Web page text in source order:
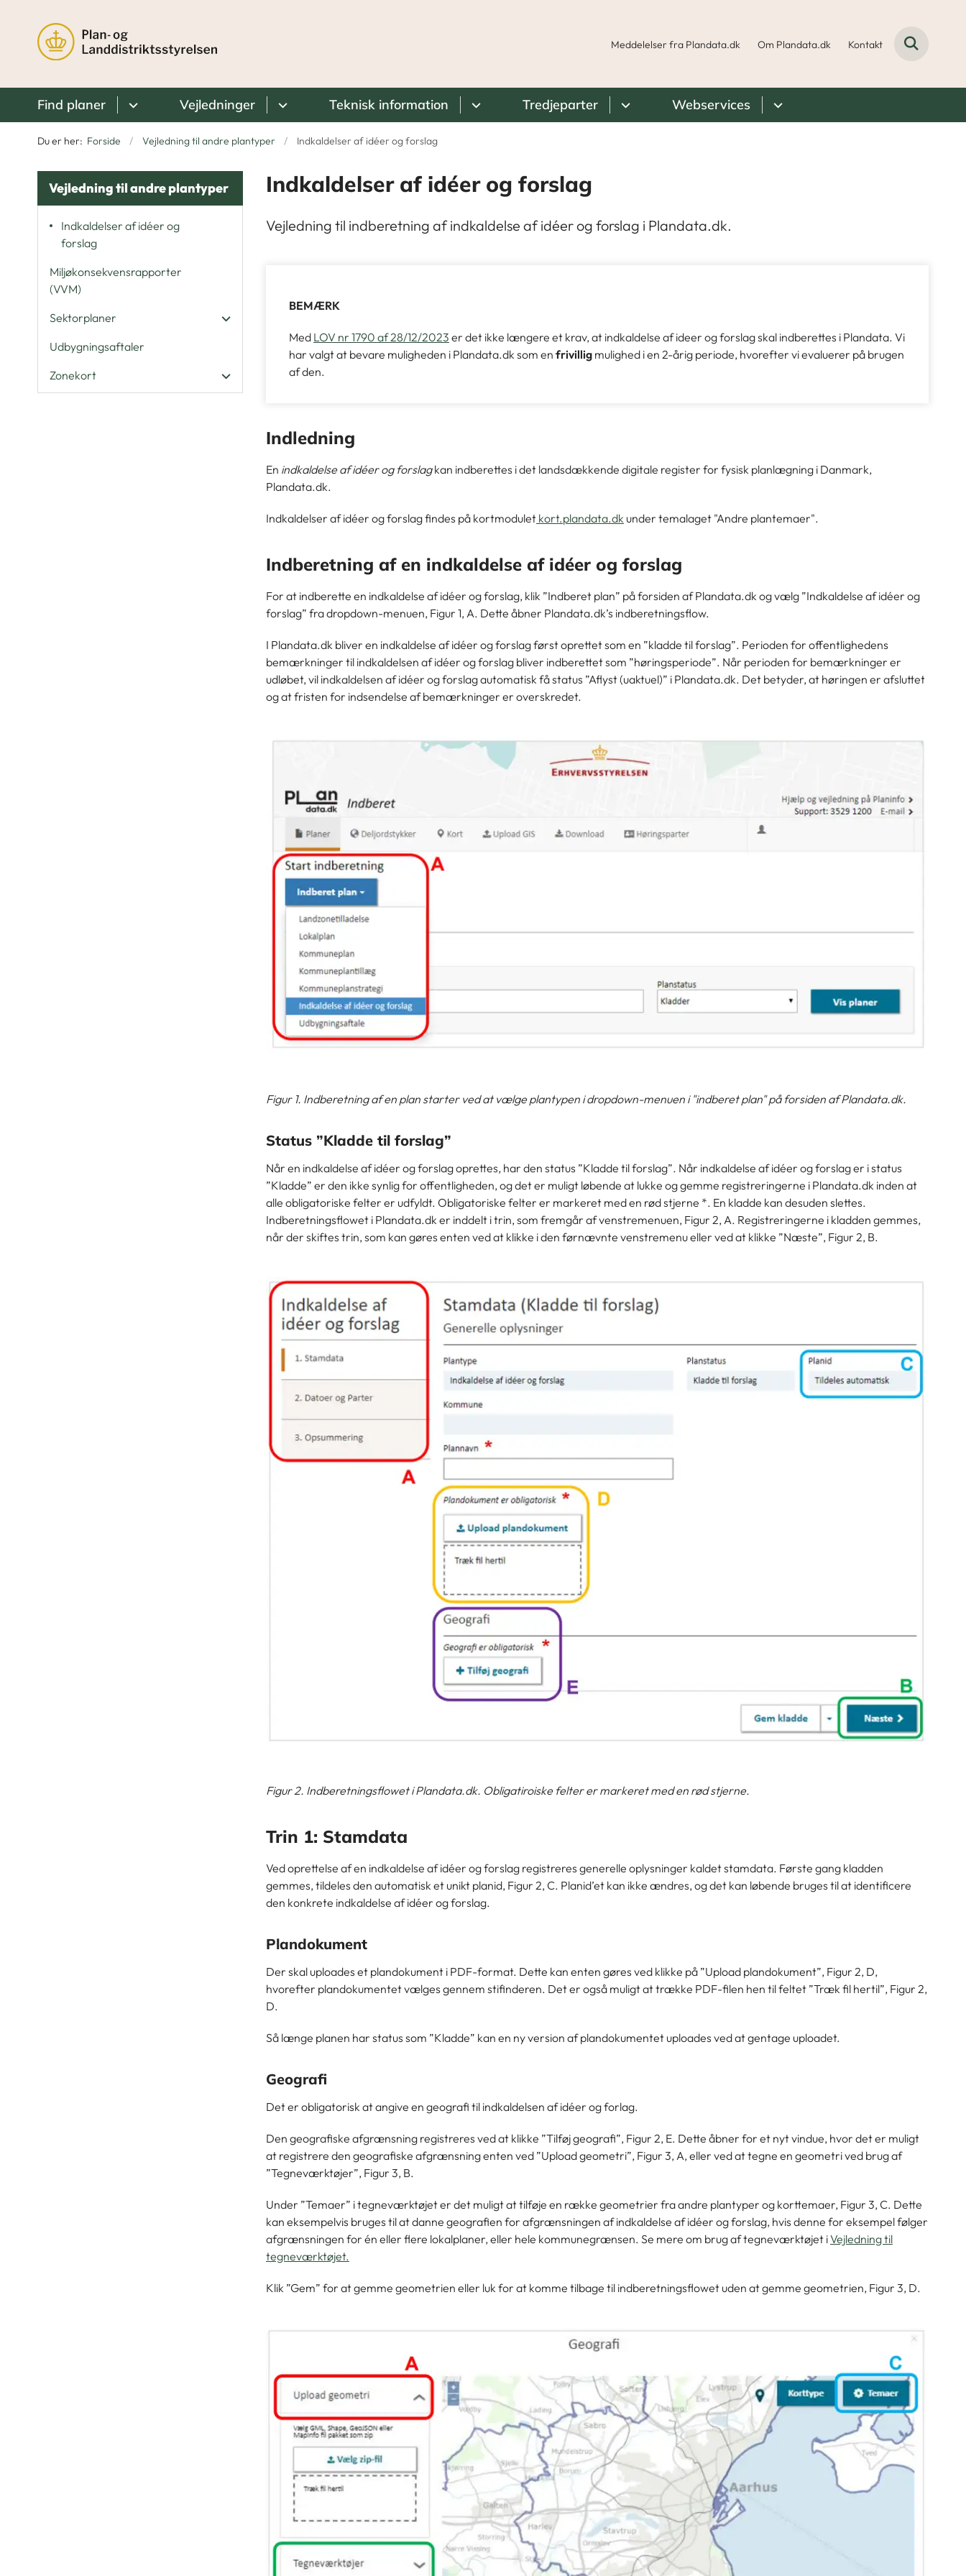
Meddelelser fra Plandata.dk Om Plandata.dk Kontakt
Find planer Vejledninger Teknisk information Tredjeparter Webservices
Du er her: Forside Vejledning til andre plantyper Indkaldelser af idéer og forslag
Vejledning til andre plantyper
Indkaldelser af idéer og
forslag
Miljøkonsekvensrapporter
(VVM)
Sektorplaner
Udbygningsaftaler
Zonekort
Indkaldelser af idéer og forslag
Vejledning til indberetning af indkaldelse af idéer og forslag i Plandata.dk.
BEMÆRK
Med LOV nr 1790 af 28/12/2023 er det ikke længere et krav, at indkaldelse af ideer og forslag skal indberettes i Plandata. Vi
har valgt at bevare muligheden i Plandata.dk som en frivillig mulighed i en 2-årig periode, hvorefter vi evaluerer på brugen
af den.
Indledning
En indkaldelse af idéer og forslag kan indberettes i det landsdækkende digitale register for fysisk planlægning i Danmark,
Plandata.dk.
Indkaldelser af idéer og forslag findes på kortmodulet kort.plandata.dk under temalaget "Andre plantemaer".
Indberetning af en indkaldelse af idéer og forslag
For at indberette en indkaldelse af idéer og forslag, klik ”Indberet plan” på forsiden af Plandata.dk og vælg ”Indkaldelse af idéer og
forslag” fra dropdown-menuen, Figur 1, A. Dette åbner Plandata.dk’s indberetningsflow.
I Plandata.dk bliver en indkaldelse af idéer og forslag først oprettet som en ”kladde til forslag”. Perioden for offentlighedens
bemærkninger til indkaldelsen af idéer og forslag bliver indberettet som ”høringsperiode”. Når perioden for bemærkninger er
udløbet, vil indkaldelsen af idéer og forslag automatisk få status ”Aflyst (uaktuel)” i Plandata.dk. Det betyder, at høringen er afsluttet
og at fristen for indsendelse af bemærkninger er overskredet.
Figur 1. Indberetning af en plan starter ved at vælge plantypen i dropdown-menuen i "indberet plan" på forsiden af Plandata.dk.
Status ”Kladde til forslag”
Når en indkaldelse af idéer og forslag oprettes, har den status ”Kladde til forslag”. Når indkaldelse af idéer og forslag er i status
”Kladde” er den ikke synlig for offentligheden, og det er muligt løbende at lukke og gemme registreringerne i Plandata.dk inden at
alle obligatoriske felter er udfyldt. Obligatoriske felter er markeret med en rød stjerne *. En kladde kan desuden slettes.
Indberetningsflowet i Plandata.dk er inddelt i trin, som fremgår af venstremenuen, Figur 2, A. Registreringerne i kladden gemmes,
når der skiftes trin, som kan gøres enten ved at klikke i den førnævnte venstremenu eller ved at klikke ”Næste”, Figur 2, B.
Figur 2. Indberetningsflowet i Plandata.dk. Obligatiroiske felter er markeret med en rød stjerne.
Trin 1: Stamdata
Ved oprettelse af en indkaldelse af idéer og forslag registreres generelle oplysninger kaldet stamdata. Første gang kladden
gemmes, tildeles den automatisk et unikt planid, Figur 2, C. Planid’et kan ikke ændres, og det kan løbende bruges til at identificere
den konkrete indkaldelse af idéer og forslag.
Plandokument
Der skal uploades et plandokument i PDF-format. Dette kan enten gøres ved klikke på ”Upload plandokument”, Figur 2, D,
hvorefter plandokumentet vælges gennem stifinderen. Det er også muligt at trække PDF-filen hen til feltet ”Træk fil hertil”, Figur 2,
D.
Så længe planen har status som ”Kladde” kan en ny version af plandokumentet uploades ved at gentage uploadet.
Geografi
Det er obligatorisk at angive en geografi til indkaldelsen af idéer og forlag.
Den geografiske afgrænsning registreres ved at klikke ”Tilføj geografi”, Figur 2, E. Dette åbner for et nyt vindue, hvor det er muligt
at registrere den geografiske afgrænsning enten ved ”Upload geometri”, Figur 3, A, eller ved at tegne en geometri ved brug af
”Tegneværktøjer”, Figur 3, B.
Under ”Temaer” i tegneværktøjet er det muligt at tilføje en række geometrier fra andre plantyper og korttemaer, Figur 3, C. Dette
kan eksempelvis bruges til at danne geografien for afgrænsningen af indkaldelse af idéer og forslag, hvis denne for eksempel følger
afgrænsningen for én eller flere lokalplaner, eller hele kommunegrænsen. Se mere om brug af tegneværktøjet iVejledning til
tegneværktøjet.
Klik ”Gem” for at gemme geometrien eller luk for at komme tilbage til indberetningsflowet uden at gemme geometrien, Figur 3, D.